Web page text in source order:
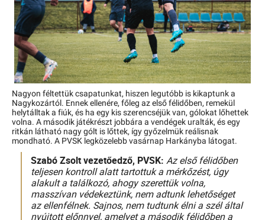
Nagyon féltettük csapatunkat, hiszen legutóbb is kikaptunk a
Nagykozártól. Ennek ellenére, főleg az első félidőben, remekül
helytálltak a fiúk, és ha egy kis szerencséjük van, gólokat lőhettek
volna. A második játékrészt jobbára a vendégek uralták, és egy
ritkán látható nagy gólt is lőttek, így győzelmük reálisnak
mondható. A PVSK legközelebb vasárnap Harkányba látogat.
Szabó Zsolt vezetőedző, PVSK: Az első félidőben
teljesen kontroll alatt tartottuk a mérkőzést, úgy
alakult a találkozó, ahogy szerettük volna,
masszívan védekeztünk, nem adtunk lehetőséget
az ellenfélnek. Sajnos, nem tudtunk élni a szél által
nyújtott előnnyel, amelyet a második félidőben a